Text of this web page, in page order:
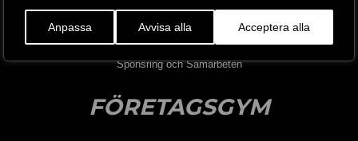
Anpassa Avvisa alla Acceptera alla
Jobba hos oss
Sponsring och Samarbeten
FÖRETAGSGYM